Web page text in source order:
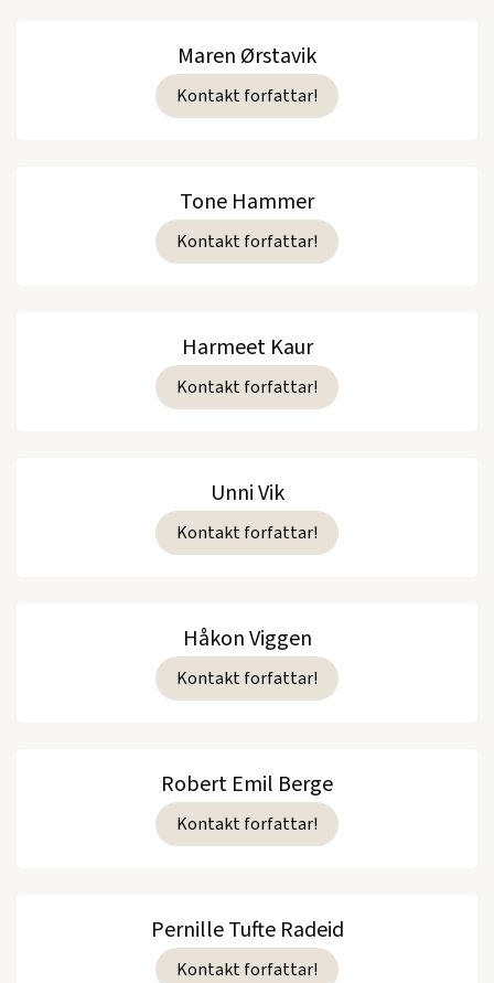
Maren Ørstavik
Kontakt forfattar!
Tone Hammer
Kontakt forfattar!
Harmeet Kaur
Kontakt forfattar!
Unni Vik
Kontakt forfattar!
Håkon Viggen
Kontakt forfattar!
Robert Emil Berge
Kontakt forfattar!
Pernille Tufte Radeid
Kontakt forfattar!